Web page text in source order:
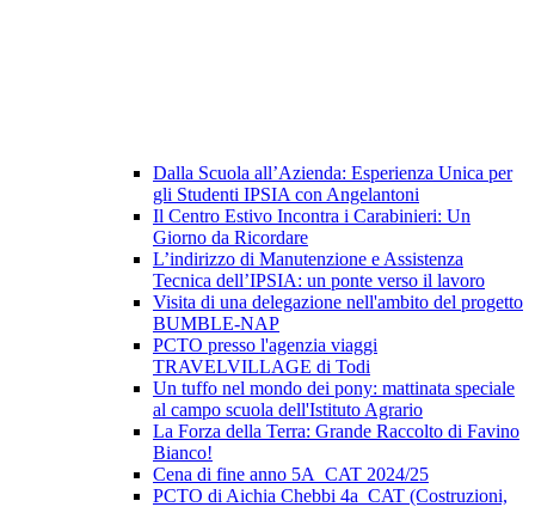
Dalla Scuola all’Azienda: Esperienza Unica per
gli Studenti IPSIA con Angelantoni
Il Centro Estivo Incontra i Carabinieri: Un
Giorno da Ricordare
L’indirizzo di Manutenzione e Assistenza
Tecnica dell’IPSIA: un ponte verso il lavoro
Visita di una delegazione nell'ambito del progetto
BUMBLE-NAP
PCTO presso l'agenzia viaggi
TRAVELVILLAGE di Todi
Un tuffo nel mondo dei pony: mattinata speciale
al campo scuola dell'Istituto Agrario
La Forza della Terra: Grande Raccolto di Favino
Bianco!
Cena di fine anno 5A_CAT 2024/25
PCTO di Aichia Chebbi 4a_CAT (Costruzioni,